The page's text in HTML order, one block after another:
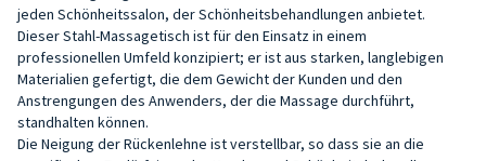
jeden Schönheitssalon, der Schönheitsbehandlungen anbietet.
Dieser Stahl-Massagetisch ist für den Einsatz in einem
professionellen Umfeld konzipiert; er ist aus starken, langlebigen
Materialien gefertigt, die dem Gewicht der Kunden und den
Anstrengungen des Anwenders, der die Massage durchführt,
standhalten können.
Die Neigung der Rückenlehne ist verstellbar, so dass sie an die